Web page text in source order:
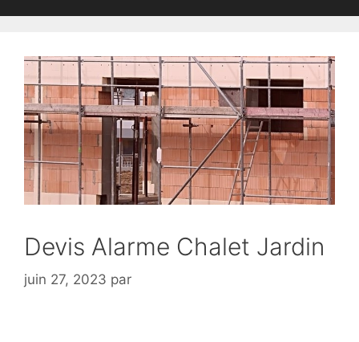
Devis Alarme Chalet Jardin
juin 27, 2023 par